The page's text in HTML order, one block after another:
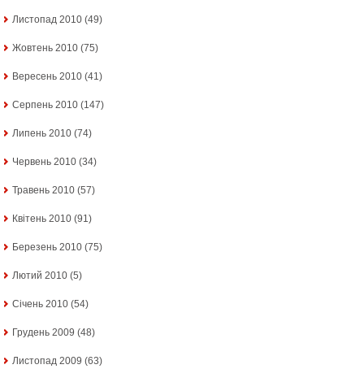
Листопад 2010 (49)
Жовтень 2010 (75)
Вересень 2010 (41)
Серпень 2010 (147)
Липень 2010 (74)
Червень 2010 (34)
Травень 2010 (57)
Квітень 2010 (91)
Березень 2010 (75)
Лютий 2010 (5)
Січень 2010 (54)
Грудень 2009 (48)
Листопад 2009 (63)